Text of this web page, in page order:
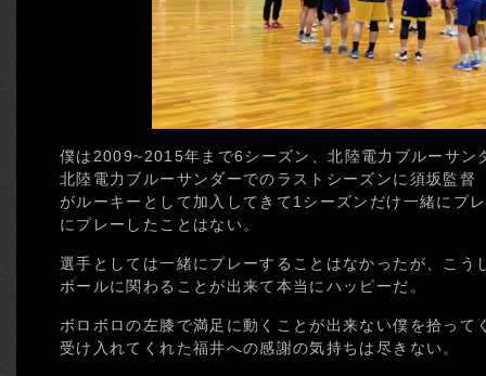
僕は2009~2015年まで6シーズン、北陸電力ブルーサン
北陸電力ブルーサンダーでのラストシーズンに須坂監督
がルーキーとして加入してきて1シーズンだけ一緒にプ
にプレーしたことはない。
選手としては一緒にプレーすることはなかったが、こう
ボールに関わることが出来て本当にハッピーだ。
ボロボロの左膝で満足に動くことが出来ない僕を拾って
受け入れてくれた福井への感謝の気持ちは尽きない。